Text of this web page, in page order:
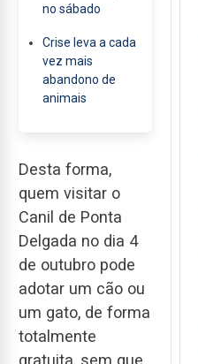
no sábado
Crise leva a cada
vez mais
abandono de
animais
Desta forma,
quem visitar o
Canil de Ponta
Delgada no dia 4
de outubro pode
adotar um cão ou
um gato, de forma
totalmente
gratuita, sem que